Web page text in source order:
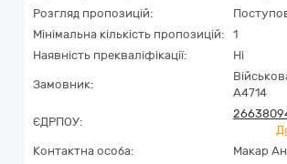
Розгляд пропозицій:
Мінімальна кількість пропозицій:
1
Наявність прекваліфікації:
Ні
Замовник:
А4714
ЄДРПОУ:
Контактна особа:
Макар